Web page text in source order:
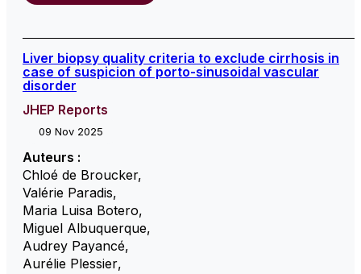
Liver biopsy quality criteria to exclude cirrhosis in
case of suspicion of porto-sinusoidal vascular
disorder
JHEP Reports
09 Nov 2025
Auteurs :
Chloé de Broucker,
Valérie Paradis,
Maria Luisa Botero,
Miguel Albuquerque,
Audrey Payancé,
Aurélie Plessier,